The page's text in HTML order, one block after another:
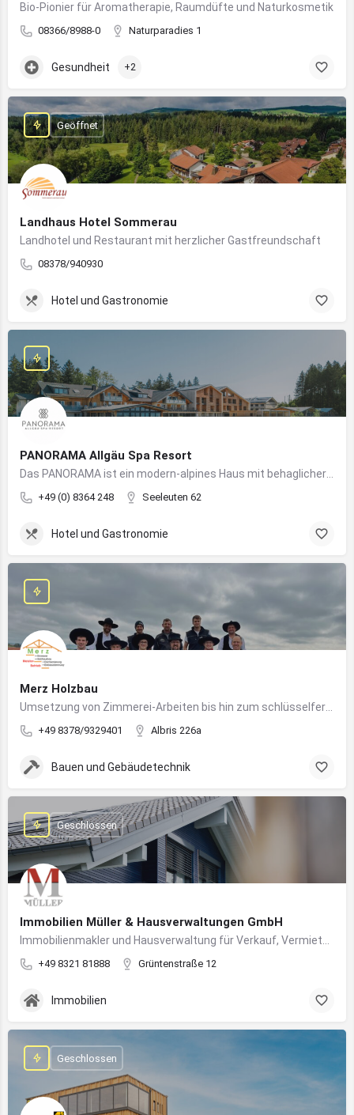
Bio-Pionier für Aromatherapie, Raumdüfte und Naturkosmetik
08366/8988-0 Naturparadies 1
Gesundheit +2
Landhaus Hotel Sommerau
Landhotel und Restaurant mit herzlicher Gastfreundschaft
08378/940930
Geöffnet
Hotel und Gastronomie
PANORAMA Allgäu Spa Resort
+49 (0) 8364 248 Seeleuten 62
Hotel und Gastronomie
Merz Holzbau
+49 8378/9329401 Albris 226a
Bauen und Gebäudetechnik
Immobilien Müller & Hausverwaltungen GmbH
+49 8321 81888 Grüntenstraße 12
Geschlossen
Immobilien
Geschlossen